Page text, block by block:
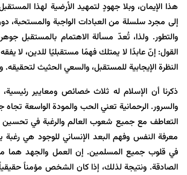
هذا الإيمان، وبلا جهودٍ لتمهيد الأرضية لهذا
إلى مجرد سلسلة من العبادات الواجبة والمستحبة،
والتطور. ولذا، تُعدّ مسألة الاهتمام بالمستقبل
القول: إنّ عابدًا لا يمتلك فهمًا مستقبليًا للدين، لا
النظرة الإيجابية للمستقبل، والسعي الحثيث لتحقيقه.
ذکرنا أن الإسلام له ثلاث خصائص ومعايير
والسرور. الرحمانية تعني الحب والمودة الواسعة
التعاطف مع جميع شعوب العالم والرغبة في
معرفة النفس وفهم البعد الإنساني للوجود هي
في قلوب جميع المسلمين. إن العمل والجهد هما
الصادقة. ونتيجة لذلك، إذا كان الشخص مؤمناً